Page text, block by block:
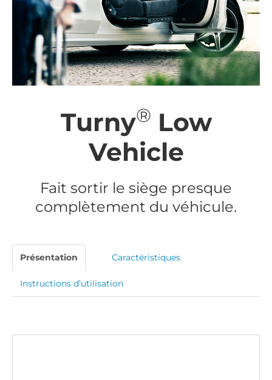
Turny® Low
Vehicle
Fait sortir le siège presque
complètement du véhicule.
Présentation Caractéristiques
Instructions d’utilisation